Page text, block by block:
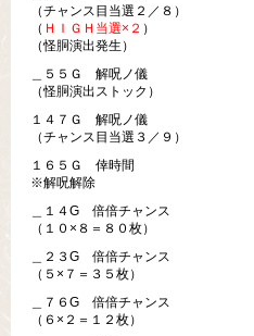
（チャンス目当選２／８）
（ ＨＩＧＨ当選×２ ）
（怪胴演出発生）
＿５５Ｇ 解呪ノ儀
（怪胴演出ストック）
１４７Ｇ 解呪ノ儀
（チャンス目当選３／９）
１６５Ｇ 倖時間
※解呪解除
＿１４G 倍倍チャンス
（１０×８＝８０枚）
＿２３G 倍倍チャンス
（５×７＝３５枚）
＿７６G 倍倍チャンス
（６×２＝１２枚）